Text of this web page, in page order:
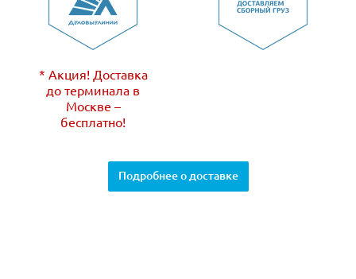
* Акция! Доставка
до терминала в
Москве –
бесплатно!
Подробнее о доставке